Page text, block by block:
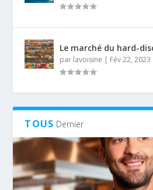
Le marché du hard-
par lavoisine | Fév 22, 2023
TOUS Dernier